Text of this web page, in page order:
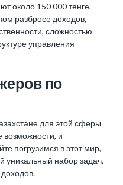
около 150 000 тенге.
разбросе доходов,
сложностью
управления
по
для этой сферы
возможности, и
погрузимся в этот мир,
уникальный набор задач,